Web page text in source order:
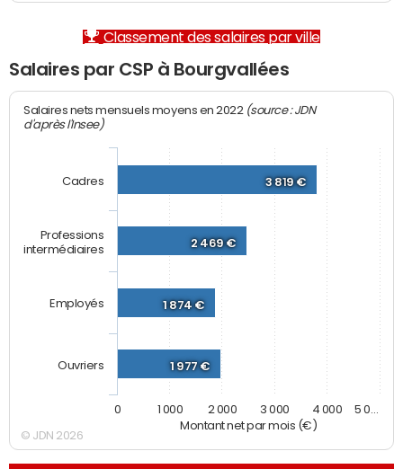
Classement des salaires par ville
Salaires par CSP à Bourgvallées
Montant net par mois (€)
Salaires nets mensuels moyens en 2022 (source : JDN
d'après l'Insee)
3 819 €
2 469 €
1 874 €
1 977 €
Cadres
Professions
intermédiaires
Employés
Ouvriers
0 1 000 2 000 3 000 4 000 5 0…
© JDN 2026